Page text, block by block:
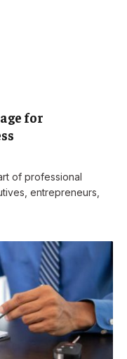
for
of professional
entrepreneurs,